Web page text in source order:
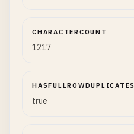
CHARACTERCOUNT
1217
HASFULLROWDUPLICATES
true